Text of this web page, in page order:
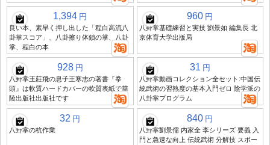
1,394 円
良い本、素早く押し出した「程白高流八
卦掌スコア」、八卦擦り体鎖の掌、八卦
掌、程白の本
960 円
八卦掌基礎練習と実技 劉景如 編集長 北
京体育大学出版局
928 円
八卦掌王莊飛の息子王寒志の著書『拳
頭』は軟質ハードカバーの軟質表紙で華
陵出版社出版社です
31 円
八卦掌動画コレクション全セット:中国伝
統武術の習熟度の基本入門ゼロ 陰学派の
八卦掌プログラム
32 円
八卦掌の杭作業
840 円
八卦掌劉景儒 内家全 李シリーズ 要義 入
門と急速な向上 伝統武術 分解技 スポー